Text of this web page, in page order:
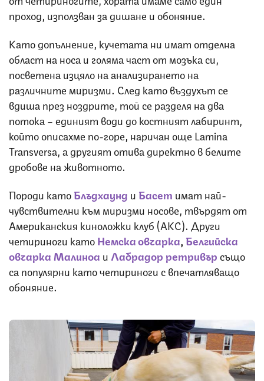
проход, използван за дишане и обоняние.
Като допълнение, кучетата ни имат отделна
област на носа и голяма част от мозъка си,
посветена изцяло на анализирането на
различните миризми. След като въздухът се
вдиша през ноздрите, той се разделя на два
потока – единият води до костният лабиринт,
който описахме по-горе, наричан още Lamina
Transversa, а другият отива директно в белите
дробове на животното.
Породи катоБлъдхаунд и Басет имат най-
чувствителни към миризми носове, твърдят от
Американския киноложки клуб (АКС). Други
четириноги катоНемска овчарка Белгийска
овчарка Малиноа и Лабрадор ретривърсъщо
са популярни като четириноги с впечатляващо
обоняние.